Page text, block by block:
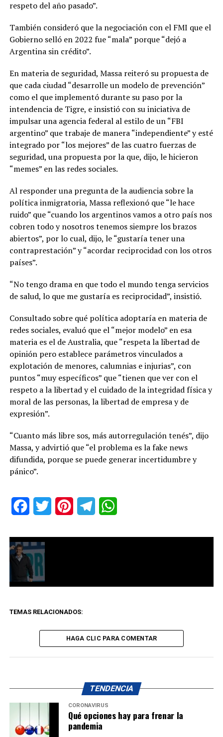
respeto del año pasado”.
También consideró que la negociación con el FMI que el
Gobierno selló en 2022 fue “mala” porque “dejó a
Argentina sin crédito”.
En materia de seguridad, Massa reiteró su propuesta de
que cada ciudad “desarrolle un modelo de prevención”
como el que implementó durante su paso por la
intendencia de Tigre, e insistió con su iniciativa de
impulsar una agencia federal al estilo de un “FBI
argentino” que trabaje de manera “independiente” y esté
integrado por “los mejores” de las cuatro fuerzas de
seguridad, una propuesta por la que, dijo, le hicieron
“memes” en las redes sociales.
Al responder una pregunta de la audiencia sobre la
política inmigratoria, Massa reflexionó que “le hace
ruido” que “cuando los argentinos vamos a otro país nos
cobren todo y nosotros tenemos siempre los brazos
abiertos”, por lo cual, dijo, le “gustaría tener una
contraprestación” y “acordar reciprocidad con los otros
países”.
“No tengo drama en que todo el mundo tenga servicios
de salud, lo que me gustaría es reciprocidad”, insistió.
Consultado sobre qué política adoptaría en materia de
redes sociales, evaluó que el “mejor modelo” en esa
materia es el de Australia, que “respeta la libertad de
opinión pero establece parámetros vinculados a
explotación de menores, calumnias e injurias”, con
puntos “muy específicos” que “tienen que ver con el
respeto a la libertad y el cuidado de la integridad física y
moral de las personas, la libertad de empresa y de
expresión”.
“Cuanto más libre sos, más autorregulación tenés”, dijo
Massa, y advirtió que “el problema es la fake news
difundida, porque se puede generar incertidumbre y
pánico”.
FacebookTwitter PinterestTelegram
TEMAS RELACIONADOS:
HAGA CLIC PARA COMENTAR
TENDENCIA
CORONAVIRUS
Qué opciones hay para frenar la
pandemia